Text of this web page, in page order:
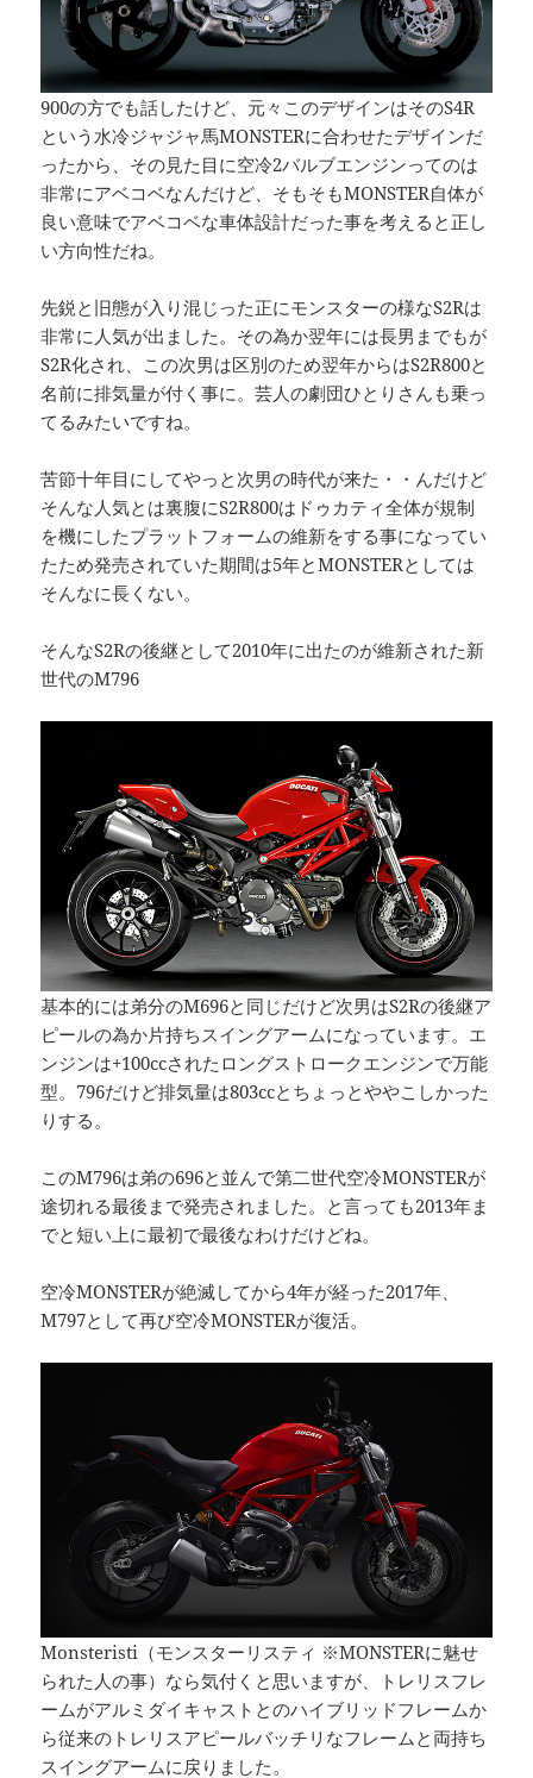
900の方でも話したけど、元々このデザインはそのS4R
という水冷ジャジャ馬MONSTERに合わせたデザインだ
ったから、その見た目に空冷2バルブエンジンってのは
非常にアベコベなんだけど、そもそもMONSTER自体が
良い意味でアベコベな車体設計だった事を考えると正し
い方向性だね。
先鋭と旧態が入り混じった正にモンスターの様なS2Rは
非常に人気が出ました。その為か翌年には長男までもが
S2R化され、この次男は区別のため翌年からはS2R800と
名前に排気量が付く事に。芸人の劇団ひとりさんも乗っ
てるみたいですね。
苦節十年目にしてやっと次男の時代が来た・・んだけど
そんな人気とは裏腹にS2R800はドゥカティ全体が規制
を機にしたプラットフォームの維新をする事になってい
たため発売されていた期間は5年とMONSTERとしては
そんなに長くない。
そんなS2Rの後継として2010年に出たのが維新された新
世代のM796
基本的には弟分のM696と同じだけど次男はS2Rの後継ア
ピールの為か片持ちスイングアームになっています。エ
ンジンは+100ccされたロングストロークエンジンで万能
型。796だけど排気量は803ccとちょっとややこしかった
りする。
このM796は弟の696と並んで第二世代空冷MONSTERが
途切れる最後まで発売されました。と言っても2013年ま
でと短い上に最初で最後なわけだけどね。
空冷MONSTERが絶滅してから4年が経った2017年、
M797として再び空冷MONSTERが復活。
Monsteristi（モンスターリスティ ※MONSTERに魅せ
られた人の事）なら気付くと思いますが、トレリスフレ
ームがアルミダイキャストとのハイブリッドフレームか
ら従来のトレリスアピールバッチリなフレームと両持ち
スイングアームに戻りました。